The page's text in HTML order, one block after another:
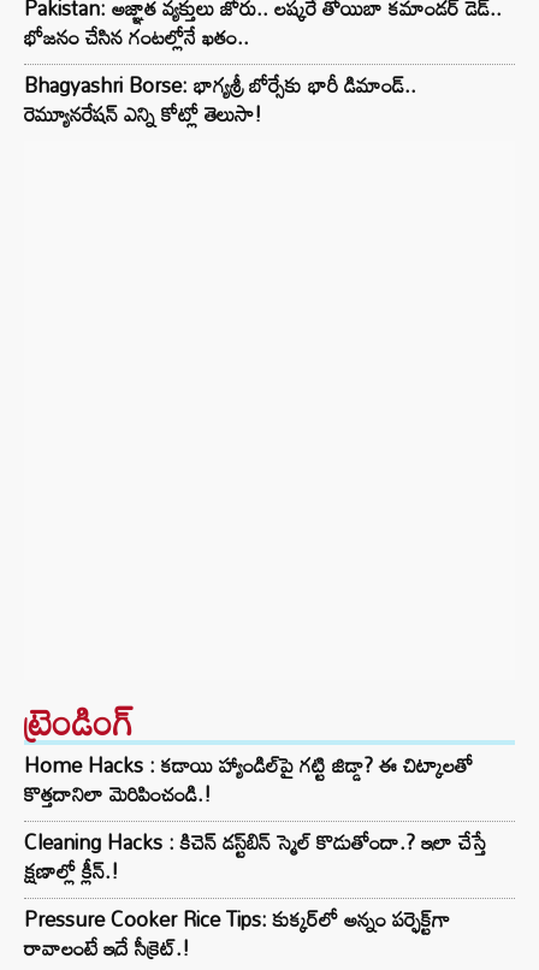
భోజనం చేసిన గంటల్లోనే ఖతం..
Bhagyashri Borse: భాగ్యశ్రీ బోర్సేకు భారీ డిమాండ్..
రెమ్యూనరేషన్ ఎన్ని కోట్లో తెలుసా!
ట్రెండింగ్‌
Home Hacks : కడాయి హ్యాండిల్‌పై గట్టి జిడ్డా? ఈ చిట్కాలతో
కొత్తదానిలా మెరిపించండి.!
Cleaning Hacks : కిచెన్ డస్ట్‌బిన్ స్మెల్ కొడుతోందా.? ఇలా చేస్తే
క్షణాల్లో క్లీన్.!
Pressure Cooker Rice Tips: కుక్కర్‌లో అన్నం పర్ఫెక్ట్‌గా
రావాలంటే ఇదే సీక్రెట్.!